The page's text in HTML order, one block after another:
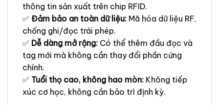
thông tin sản xuất trên chip RFID.
✅ Đảm bảo an toàn dữ liệu: Mã hóa dữ liệu RF,
chống ghi/đọc trái phép.
✅ Dễ dàng mở rộng: Có thể thêm đầu đọc và
tag mới mà không cần thay đổi phần cứng
chính.
✅ Tuổi thọ cao, không hao mòn: Không tiếp
xúc cơ học, không cần bảo trì định kỳ.